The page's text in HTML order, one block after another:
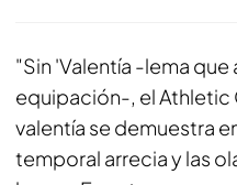
"Sin 'Valentía -lema
equipación-, el Athletic
valentía se demuestra
temporal arrecia y las